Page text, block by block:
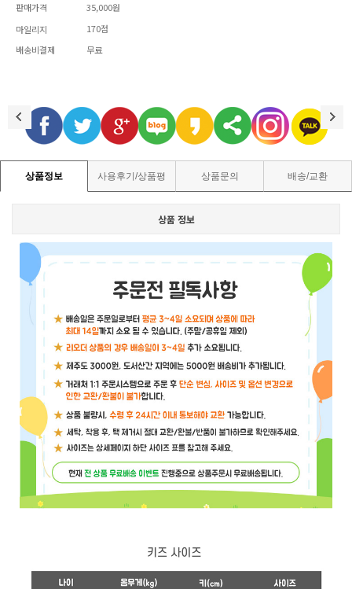
판매가격
35,000원
마일리지
170점
배송비결제
무료
상품정보 사용후기/상품평 상품문의 배송/교환
상품 정보